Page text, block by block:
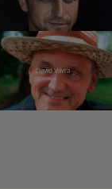
David Vávra